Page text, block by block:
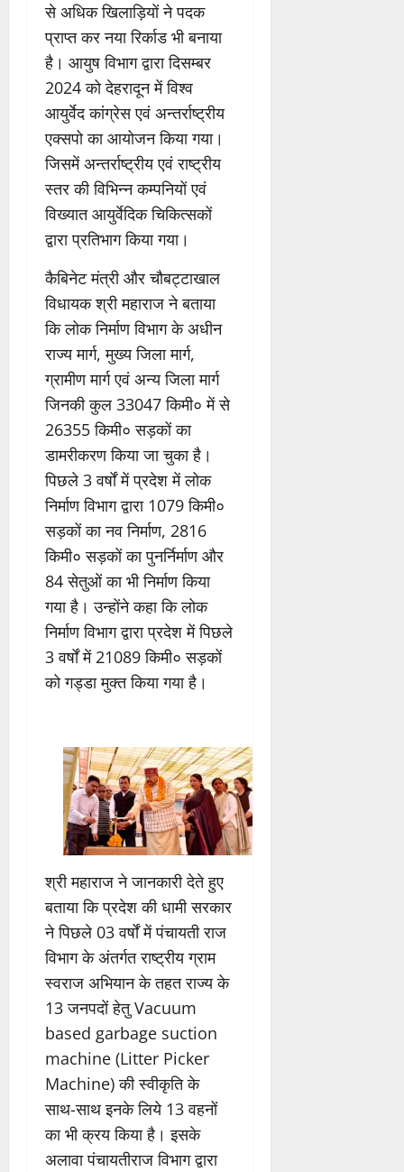
से अधिक खिलाड़ियों ने पदक
प्राप्त कर नया रिर्काड भी बनाया
है। आयुष विभाग द्वारा दिसम्बर
2024 को देहरादून में विश्व
आयुर्वेद कांग्रेस एवं अन्तर्राष्ट्रीय
एक्सपो का आयोजन किया गया।
जिसमें अन्तर्राष्ट्रीय एवं राष्ट्रीय
स्तर की विभिन्न कम्पनियों एवं
विख्यात आयुर्वेदिक चिकित्सकों
द्वारा प्रतिभाग किया गया।
कैबिनेट मंत्री और चौबट्टाखाल
विधायक श्री महाराज ने बताया
कि लोक निर्माण विभाग के अधीन
राज्य मार्ग, मुख्य जिला मार्ग,
ग्रामीण मार्ग एवं अन्य जिला मार्ग
जिनकी कुल 33047 किमी० में से
26355 किमी० सड़कों का
डामरीकरण किया जा चुका है।
पिछले 3 वर्षों में प्रदेश में लोक
निर्माण विभाग द्वारा 1079 किमी०
सड़कों का नव निर्माण, 2816
किमी० सड़कों का पुनर्निर्माण और
84 सेतुओं का भी निर्माण किया
गया है। उन्होंने कहा कि लोक
निर्माण विभाग द्वारा प्रदेश में पिछले
3 वर्षों में 21089 किमी० सड़कों
को गड्डा मुक्त किया गया है।
श्री महाराज ने जानकारी देते हुए
बताया कि प्रदेश की धामी सरकार
ने पिछले 03 वर्षों में पंचायती राज
विभाग के अंतर्गत राष्ट्रीय ग्राम
स्वराज अभियान के तहत राज्य के
13 जनपदों हेतु Vacuum
based garbage suction
machine (Litter Picker
Machine) की स्वीकृति के
साथ-साथ इनके लिये 13 वहनों
का भी क्रय किया है। इसके
अलावा पंचायतीराज विभाग द्वारा